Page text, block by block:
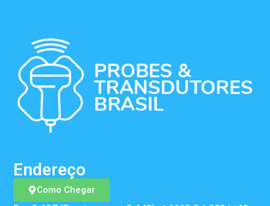
Como Chegar
Endereço